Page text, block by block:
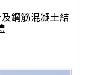
及鋼筋混凝土結